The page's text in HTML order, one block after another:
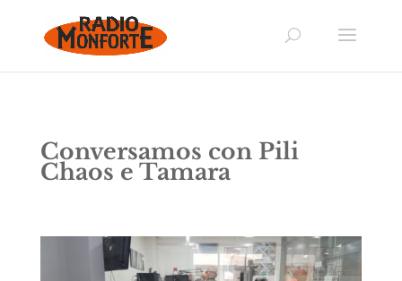
Conversamos con Pili
Chaos e Tamara